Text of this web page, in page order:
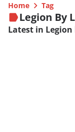
Home Tag
Legion By
Latest in Legion